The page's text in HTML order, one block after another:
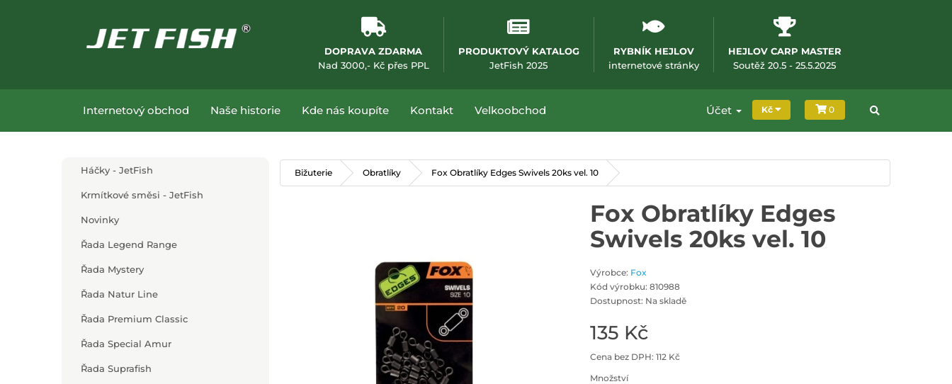
DOPRAVA ZDARMA
Nad 3000,- Kč přes PPL
PRODUKTOVÝ KATALOG
JetFish 2025(otevře se v novém okně)
RYBNÍK HEJLOV
internetové stránky(otevře se v novém okně)
HEJLOV CARP MASTER
Soutěž 20.5 - 25.5.2025(otevře se v novém
Internetový obchod Naše historie Kde nás koupíte Kontakt Velkoobchod Účet Kč 0
Přejít na hlavní obsah
Háčky - JetFish
Krmítkové směsi - JetFish
Novinky
Řada Legend Range
Řada Mystery
Řada Natur Line
Řada Premium Classic
Řada Special Amur
Řada Suprafish
Bižuterie Obratlíky Fox Obratlíky Edges Swivels 20ks vel. 10
Fox Obratlíky Edges
Swivels 20ks vel. 10
Výrobce: Fox
Kód výrobku: 810988
Dostupnost: Na skladě
135 Kč
Cena bez DPH: 112 Kč
Množství